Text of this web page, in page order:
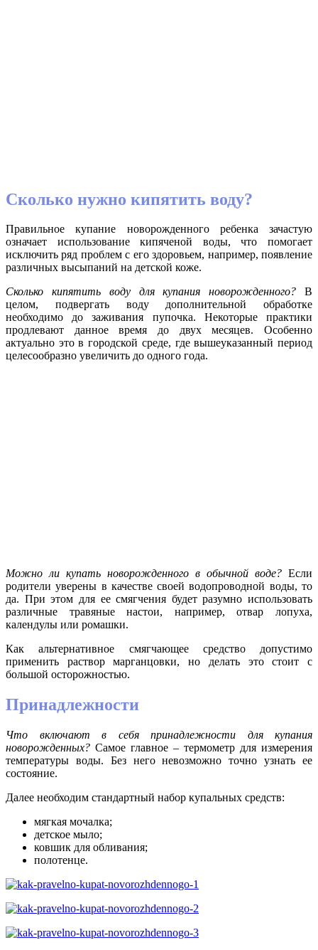
Сколько нужно кипятить воду?
Правильное купание новорожденного ребенка зачастую
означает использование кипяченой воды, что помогает
исключить ряд проблем с его здоровьем, например, появление
различных высыпаний на детской коже.
Сколько кипятить воду для купания новорожденного? В
целом, подвергать воду дополнительной обработке
необходимо до заживания пупочка. Некоторые практики
продлевают данное время до двух месяцев. Особенно
актуально это в городской среде, где вышеуказанный период
целесообразно увеличить до одного года.
Можно ли купать новорожденного в обычной воде? Если
родители уверены в качестве своей водопроводной воды, то
да. При этом для ее смягчения будет разумно использовать
различные травяные настои, например, отвар лопуха,
календулы или ромашки.
Как альтернативное смягчающее средство допустимо
применить раствор марганцовки, но делать это стоит с
большой осторожностью.
Принадлежности
Что включают в себя принадлежности для купания
новорожденных? Самое главное – термометр для измерения
температуры воды. Без него невозможно точно узнать ее
состояние.
Далее необходим стандартный набор купальных средств:
мягкая мочалка;
детское мыло;
ковшик для обливания;
полотенце.